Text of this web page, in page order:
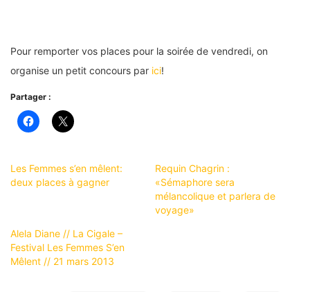
Pour remporter vos places pour la soirée de vendredi, on
organise un petit concours par ici!
Partager :
Les Femmes s’en mêlent:
deux places à gagner
Requin Chagrin :
«Sémaphore sera
mélancolique et parlera de
voyage»
Alela Diane // La Cigale –
Festival Les Femmes S’en
Mêlent // 21 mars 2013